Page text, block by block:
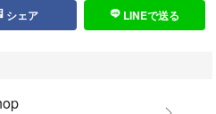
シェア LINEで送る